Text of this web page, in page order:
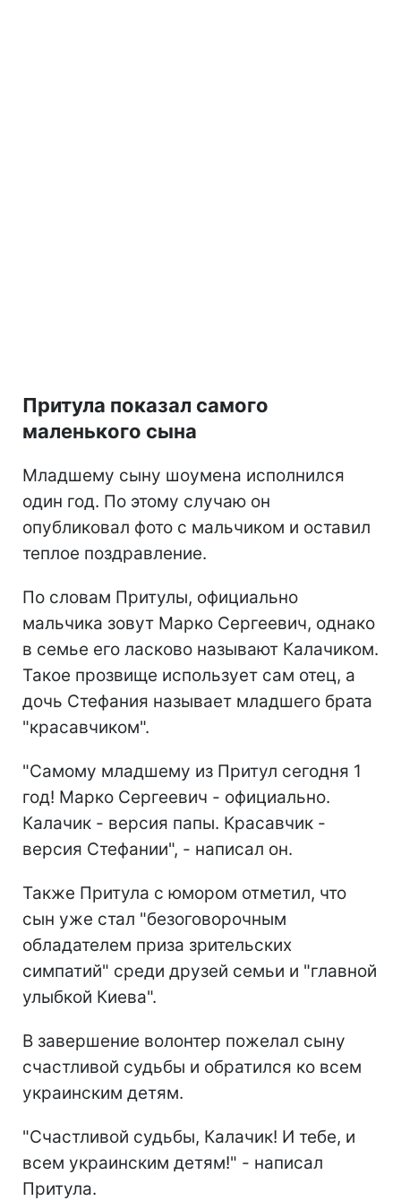
Притула показал самого
маленького сына
Младшему сыну шоумена исполнился
один год. По этому случаю он
опубликовал фото с мальчиком и оставил
теплое поздравление.
По словам Притулы, официально
мальчика зовут Марко Сергеевич, однако
в семье его ласково называют Калачиком.
Такое прозвище использует сам отец, а
дочь Стефания называет младшего брата
"красавчиком".
"Самому младшему из Притул сегодня 1
год! Марко Сергеевич - официально.
Калачик - версия папы. Красавчик -
версия Стефании", - написал он.
Также Притула с юмором отметил, что
сын уже стал "безоговорочным
обладателем приза зрительских
симпатий" среди друзей семьи и "главной
улыбкой Киева".
В завершение волонтер пожелал сыну
счастливой судьбы и обратился ко всем
украинским детям.
"Счастливой судьбы, Калачик! И тебе, и
всем украинским детям!" - написал
Притула.